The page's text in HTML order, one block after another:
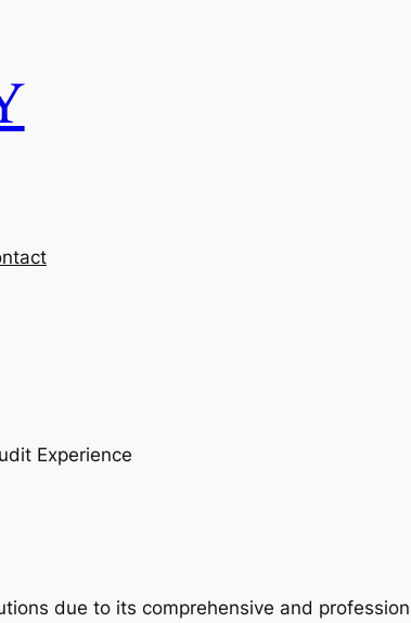
Experience
due to its comprehensive and